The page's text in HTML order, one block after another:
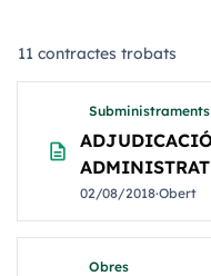
11 contractes trobats
Llistat de
description
Subministraments
DE VEHICLE
02/08/2018·Obert
Obres